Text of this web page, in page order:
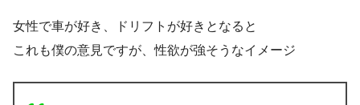
女性で車が好き、ドリフトが好きとなると
これも僕の意見ですが、性欲が強そうなイメージ